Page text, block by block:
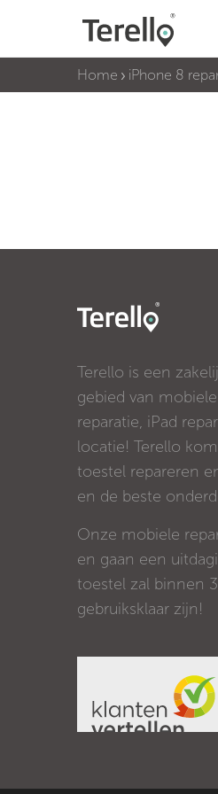
Home iPhone 8
Terello is een
gebied van
reparatie, iPad
locatie! Terello
toestel repareren
en de beste
Onze mobiele
en gaan een
toestel zal binnen
gebruiksklaar zijn!